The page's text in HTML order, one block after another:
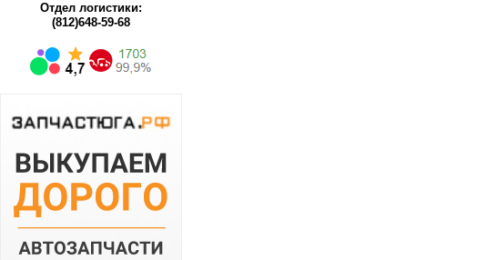
Отдел логистики:
(812)648-59-68